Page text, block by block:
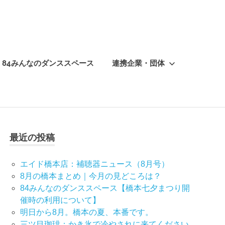
84みんなのダンススペース 連携企業・団体
最近の投稿
エイド橋本店：補聴器ニュース（8月号）
8月の橋本まとめ｜今月の見どころは？
84みんなのダンススペース【橋本七夕まつり開
催時の利用について】
明日から8月。橋本の夏、本番です。